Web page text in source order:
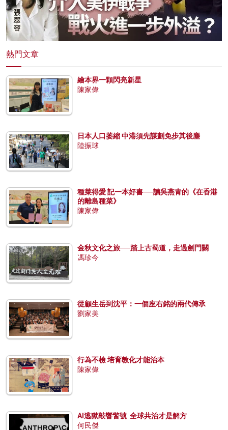
熱門文章
繪本界一顆閃亮新星
陳家偉
日本人口萎縮 中港須先謀劃免步其後塵
陸振球
種菜得愛 記一本好書──讀吳燕青的《在香港
的離島種菜》
陳家偉
金秋文化之旅──踏上古蜀道，走過劍門關
馮珍今
從顧生岳到沈平：一個座右銘的兩代傳承
劉家美
行為不檢 培育教化才能治本
陳家偉
AI逃獄敲響警號 全球共治才是解方
何民傑